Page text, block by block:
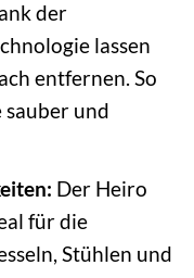
der
lassen
entfernen. So
und
Der Heiro
für die
Stühlen und